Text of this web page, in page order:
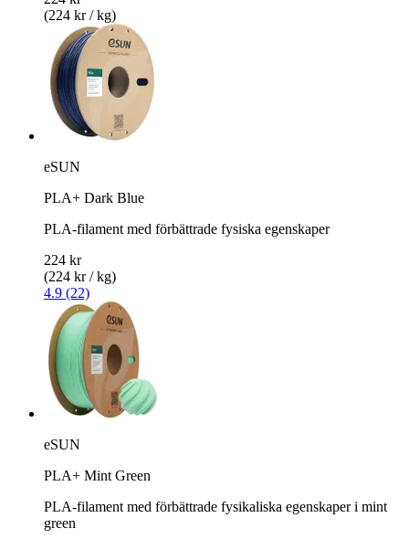
(224 kr / kg)
eSUN
PLA+ Dark Blue
PLA-filament med förbättrade fysiska egenskaper
224 kr
(224 kr / kg)
4.9 (22)
eSUN
PLA+ Mint Green
PLA-filament med förbättrade fysikaliska egenskaper i mint
green